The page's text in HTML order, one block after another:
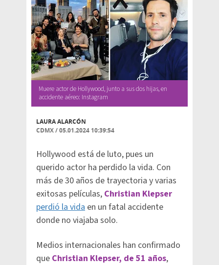
Muere actor de Hollywood, junto a sus dos hijas, en
accidente aéreo: Instagram
LAURA ALARCÓN
CDMX/05.01.2024 10:39:54
Hollywood está de luto, pues un
querido actor ha perdido la vida. Con
más de 30 años de trayectoria y varias
exitosas películas, Christian Klepser
perdió la vida en un fatal accidente
donde no viajaba solo.
Medios internacionales han confirmado
que Christian Klepser, de 51 años,